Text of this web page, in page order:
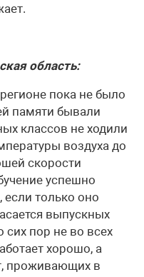
область:
пока не было
памяти бывали
классов не ходили
воздуха до
скорости
успешно
только оно
выпускных
пор не во всех
хорошо, а
проживающих в